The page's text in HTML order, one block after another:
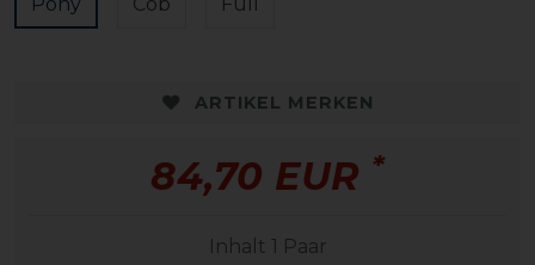
Pony Cob Full
ARTIKEL MERKEN
84,70 EUR *
Inhalt 1 Paar